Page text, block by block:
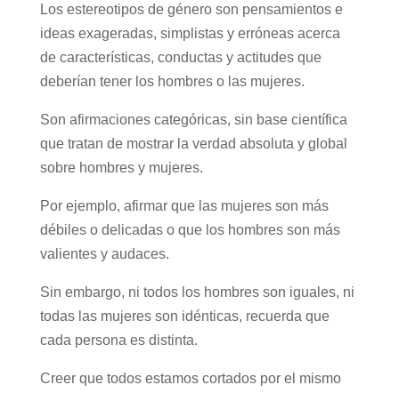
Los estereotipos de género son pensamientos e
ideas exageradas, simplistas y erróneas acerca
de características, conductas y actitudes que
deberían tener los hombres o las mujeres.
Son afirmaciones categóricas, sin base científica
que tratan de mostrar la verdad absoluta y global
sobre hombres y mujeres.
Por ejemplo, afirmar que las mujeres son más
débiles o delicadas o que los hombres son más
valientes y audaces.
Sin embargo, ni todos los hombres son iguales, ni
todas las mujeres son idénticas, recuerda que
cada persona es distinta.
Creer que todos estamos cortados por el mismo